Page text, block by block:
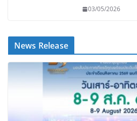
03/05/2026
News Release